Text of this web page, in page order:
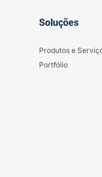
Soluções
Produtos e
Portfólio